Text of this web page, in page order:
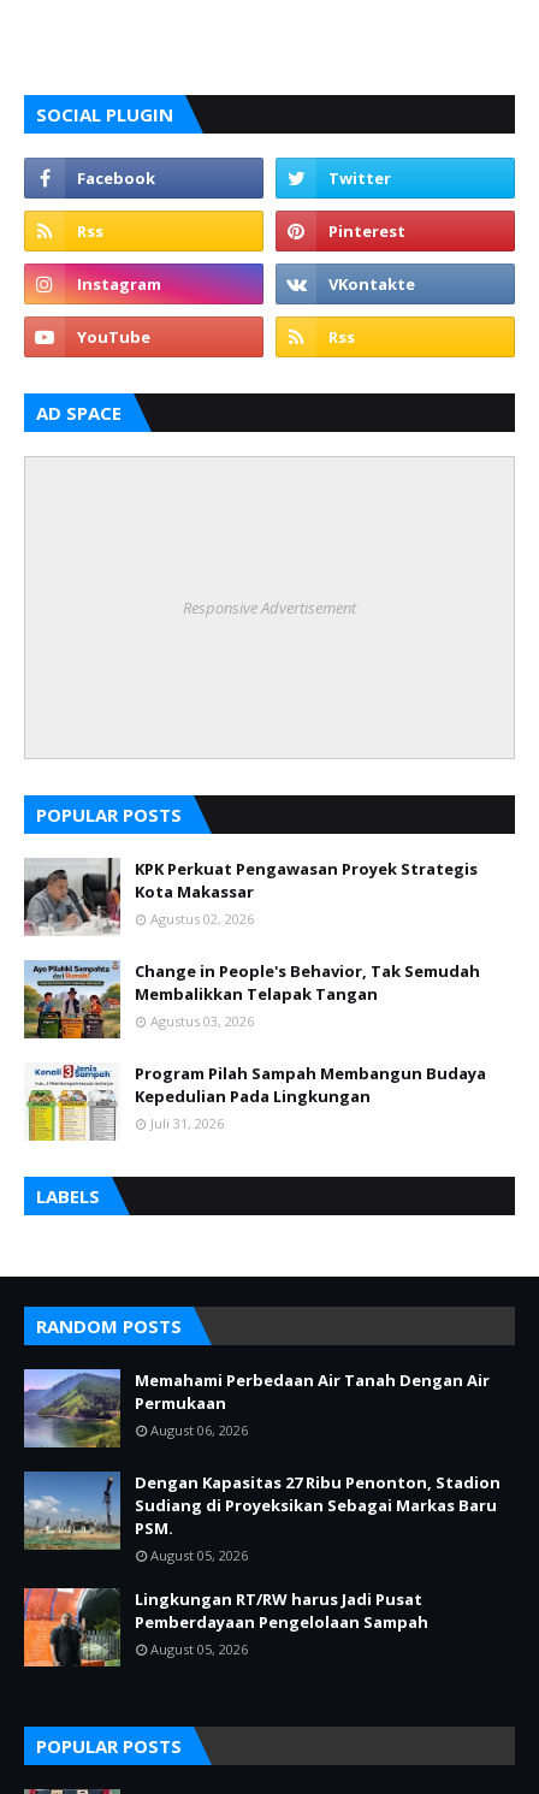
SOCIAL PLUGIN
AD SPACE
Responsive Advertisement
POPULAR POSTS
KPK Perkuat Pengawasan Proyek Strategis
Kota Makassar
Agustus 02, 2026
Change in People's Behavior, Tak Semudah
Membalikkan Telapak Tangan
Agustus 03, 2026
Program Pilah Sampah Membangun Budaya
Kepedulian Pada Lingkungan
Juli 31, 2026
LABELS
RANDOM POSTS
Memahami Perbedaan Air Tanah Dengan Air
Permukaan
August 06, 2026
Dengan Kapasitas 27 Ribu Penonton, Stadion
Sudiang di Proyeksikan Sebagai Markas Baru
PSM.
August 05, 2026
Lingkungan RT/RW harus Jadi Pusat
Pemberdayaan Pengelolaan Sampah
August 05, 2026
POPULAR POSTS